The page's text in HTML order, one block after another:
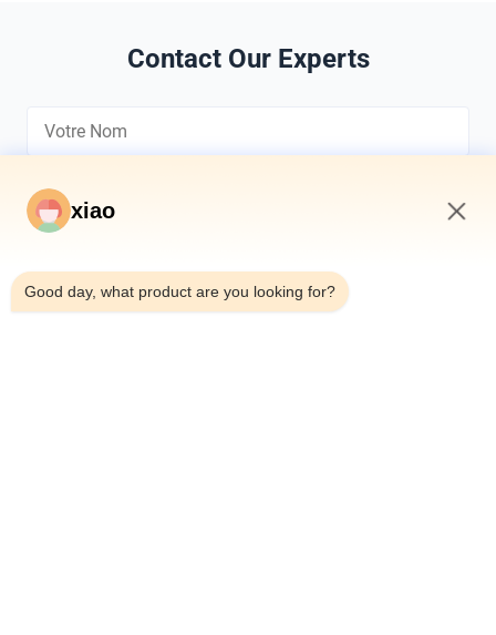
Contact Our Experts
*
xiao
Good day, what product are you looking for?